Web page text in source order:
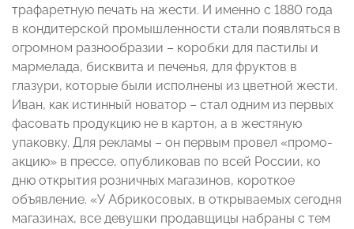
трафаретную печать на жести. И именно с 1880 года
в кондитерской промышленности стали появляться в
огромном разнообразии – коробки для пастилы и
мармелада, бисквита и печенья, для фруктов в
глазури, которые были исполнены из цветной жести.
Иван, как истинный новатор – стал одним из первых
фасовать продукцию не в картон, а в жестяную
упаковку. Для рекламы – он первым провел «промо-
акцию» в прессе, опубликовав по всей России, ко
дню открытия розничных магазинов, короткое
объявление. «У Абрикосовых, в открываемых сегодня
магазинах, все девушки продавщицы набраны с тем